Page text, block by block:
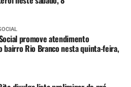
promove atendimento
bairro Rio Branco nesta quinta-feira,